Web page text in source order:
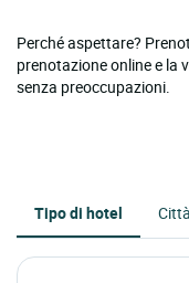
Perché aspettare?
prenotazione online e la
senza preoccupazioni.
Tipo di hotel